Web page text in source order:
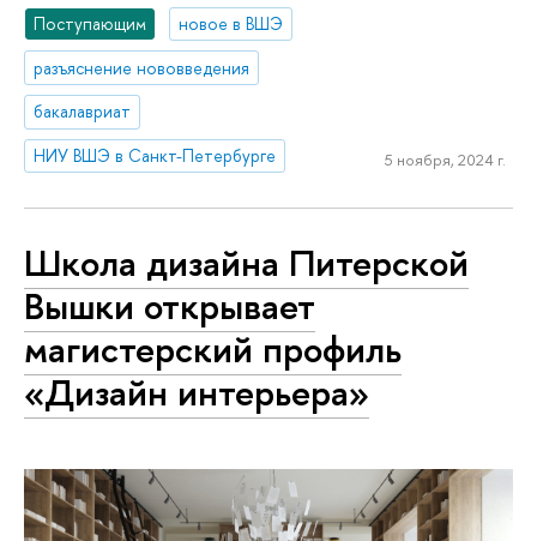
Поступающим
новое в ВШЭ
разъяснение нововведения
бакалавриат
НИУ ВШЭ в Санкт-Петербурге
5 ноября, 2024 г.
Школа дизайна Питерской
Вышки открывает
магистерский профиль
«Дизайн интерьера»